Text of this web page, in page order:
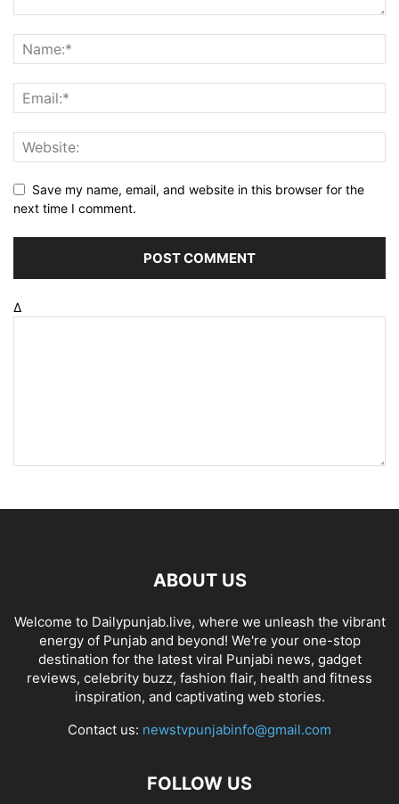
Save my name, email, and website in this browser for the
next time I comment.
Δ
ABOUT US
Welcome to Dailypunjab.live, where we unleash the vibrant
energy of Punjab and beyond! We're your one-stop
destination for the latest viral Punjabi news, gadget
reviews, celebrity buzz, fashion flair, health and fitness
inspiration, and captivating web stories.
Contact us: newstvpunjabinfo@gmail.com
FOLLOW US